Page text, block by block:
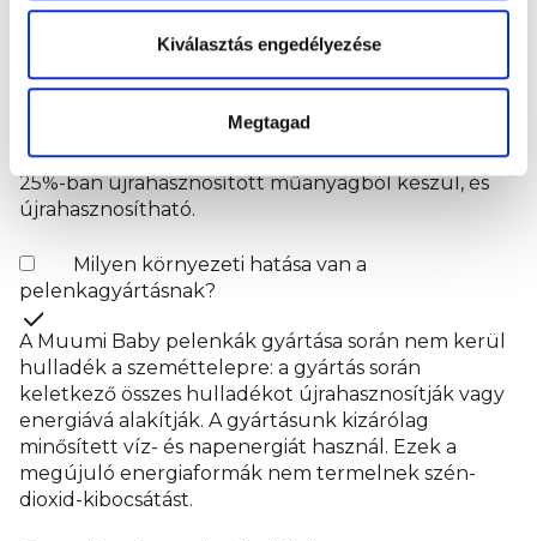
Kiválasztás engedélyezése
Megtagad
finn cellulóz teljesen klórmentes, és 100%-ban
tiszta oxigénnel fehérítik. Ez a legbiztonságosabb
Muumi Baby pelenkák klórmentesek, így normál
hulladékként ártalmatlaníthatók. A csomagolás
25%-ban újrahasznosított műanyagból készül, és
újrahasznosítható.
Milyen környezeti hatása van a
pelenkagyártásnak?
A Muumi Baby pelenkák gyártása során nem kerül
hulladék a szeméttelepre: a gyártás során
keletkező összes hulladékot újrahasznosítják vagy
energiává alakítják. A gyártásunk kizárólag
minősített víz- és napenergiát használ. Ezek a
megújuló energiaformák nem termelnek szén-
dioxid-kibocsátást.